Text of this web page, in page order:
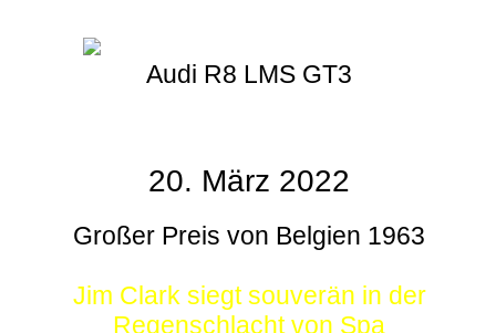
Audi R8 LMS GT3
20. März 2022
Großer Preis von Belgien 1963
Jim Clark siegt souverän in der
Regenschlacht von Spa